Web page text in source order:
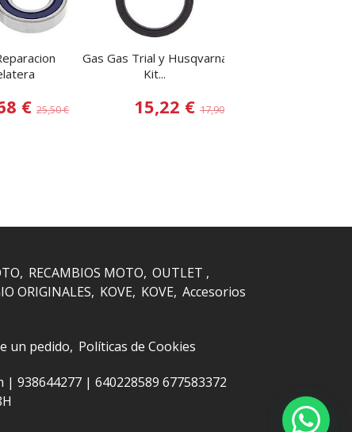
€25,50 €
Gas Gas Trial y Husqvarna
Kit...
15,22 € 17,90 €
RECAMBIOS MOTO OUTLET
ORIGINALES KOVE KOVE Accesorios
un pedido Políticas de Cookies
| 938644277| 640228589 677583372